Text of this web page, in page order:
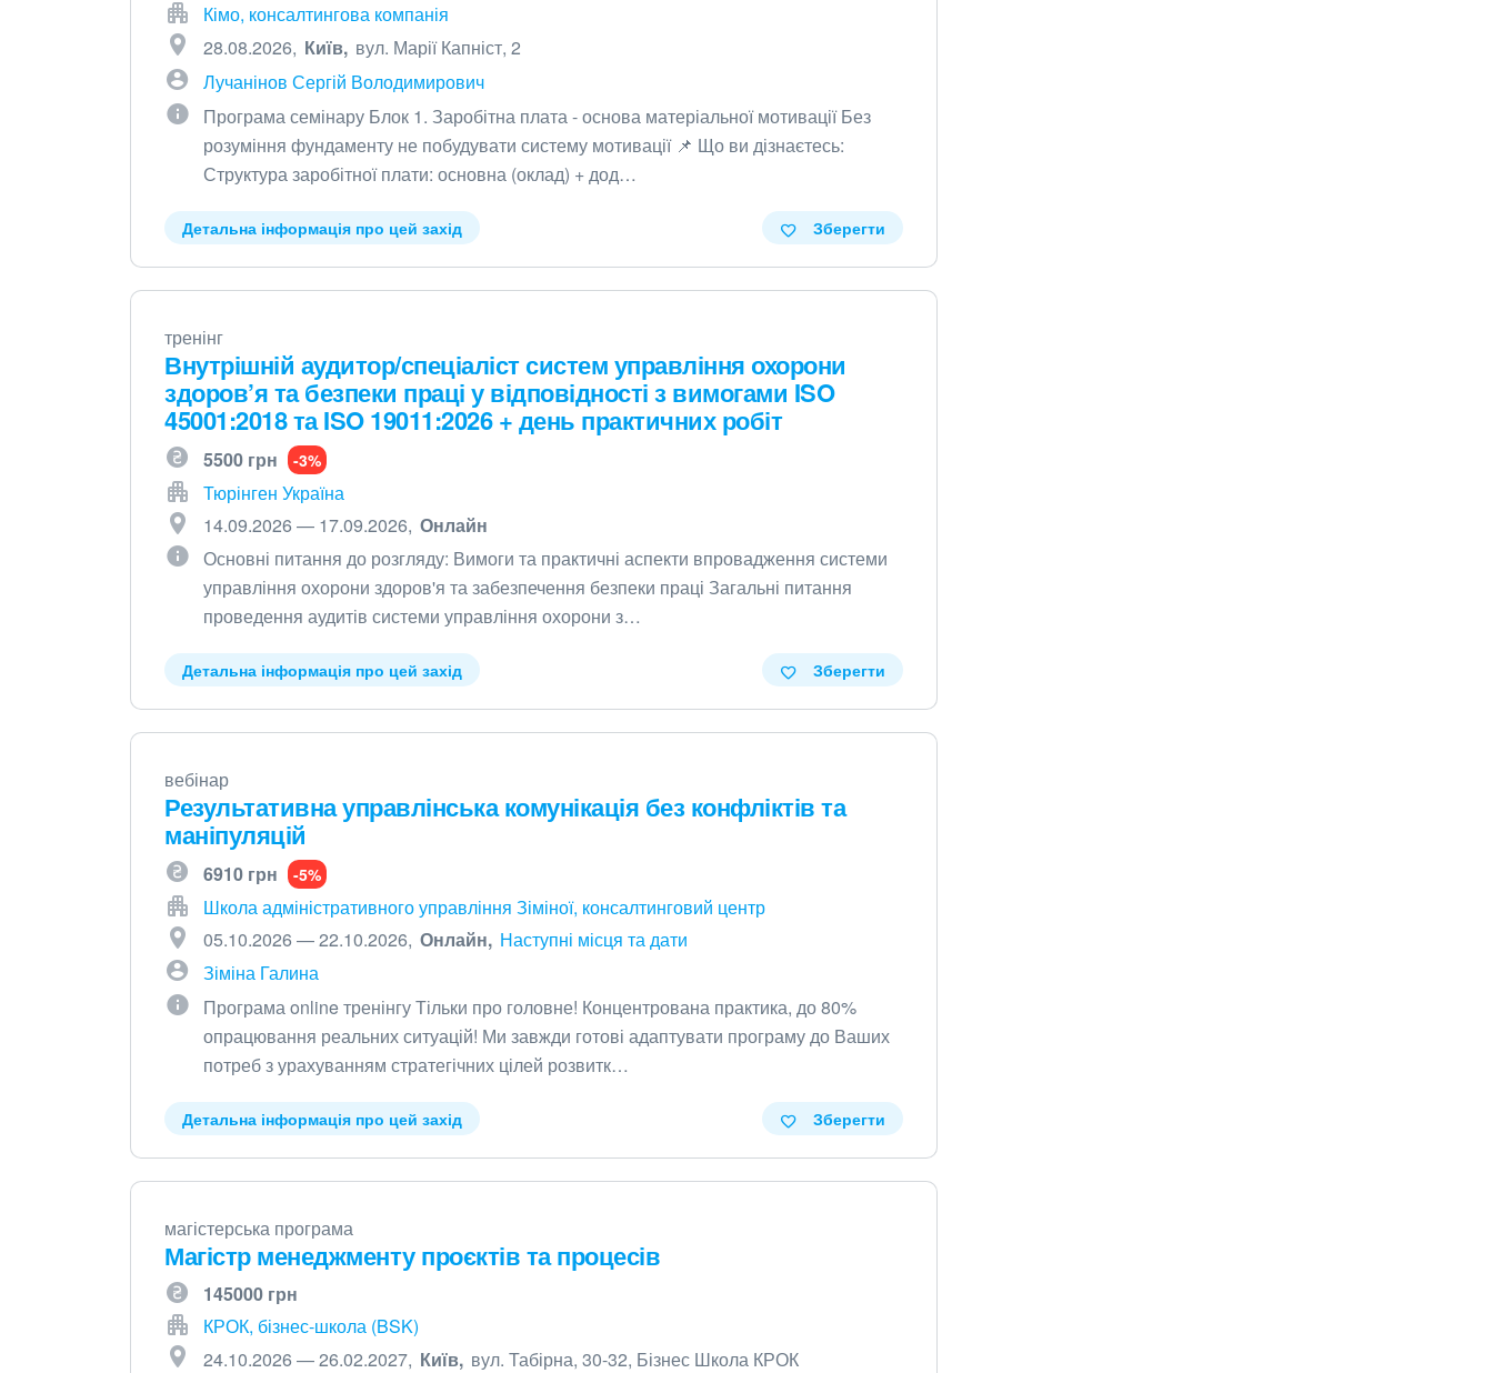
Кімо, консалтингова компанія
28.08.2026 Київ вул. Марії Капніст, 2
Лучанінов Сергій Володимирович
Програма семінару Блок 1. Заробітна плата - основа матеріальної мотивації Без
розуміння фундаменту не побудувати систему мотивації 📌 Що ви дізнаєтесь:
Структура заробітної плати: основна (оклад) + дод…
Детальна інформація про цей захід Зберегти
тренінг
Внутрішній аудитор/спеціаліст систем управління охорони
здоров’я та безпеки праці у відповідності з вимогами ISO
45001:2018 та ISO 19011:2026 + день практичних робіт
5500 грн -3%
Тюрінген Україна
14.09.2026 — 17.09.2026 Онлайн
Основні питання до розгляду: Вимоги та практичні аспекти впровадження системи
управління охорони здоров'я та забезпечення безпеки праці Загальні питання
проведення аудитів системи управління охорони з…
Детальна інформація про цей захід Зберегти
вебінар
Результативна управлінська комунікація без конфліктів та
маніпуляцій
6910 грн -5%
Школа адміністративного управління Зіміної, консалтинговий центр
05.10.2026 — 22.10.2026 Онлайн Наступні місця та дати
Зіміна Галина
Програма online тренінгу Тільки про головне! Концентрована практика, до 80%
опрацювання реальних ситуацій! Ми завжди готові адаптувати програму до Ваших
потреб з урахуванням стратегічних цілей розвитк…
Детальна інформація про цей захід Зберегти
магістерська програма
Магістр менеджменту проєктів та процесів
145000 грн
КРОК, бізнес-школа (BSK)
24.10.2026 — 26.02.2027 Київ вул. Табірна, 30-32, Бізнес Школа КРОК